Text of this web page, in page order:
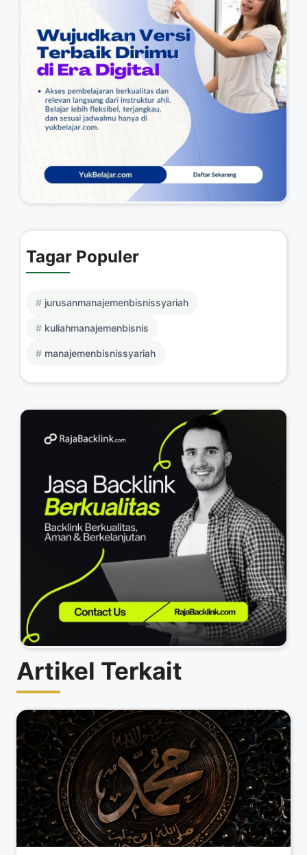
Tagar Populer
jurusanmanajemenbisnissyariah
kuliahmanajemenbisnis
manajemenbisnissyariah
Artikel Terkait